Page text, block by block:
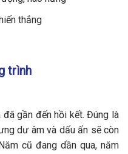
thắng
trình
gần đến hồi kết. Đúng là
dư âm và dấu ấn sẽ còn
cũ đang dần qua, năm